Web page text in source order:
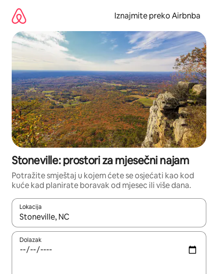
sadržaj
Iznajmite preko Airbnba
Stoneville: prostori za mjesečni najam
Potražite smještaj u kojem ćete se osjećati kao kod
kuće kad planirate boravak od mjesec ili više dana.
Lokacija
Kada budu dostupni rezultati, moći ćete ih pregledati
Dolazak